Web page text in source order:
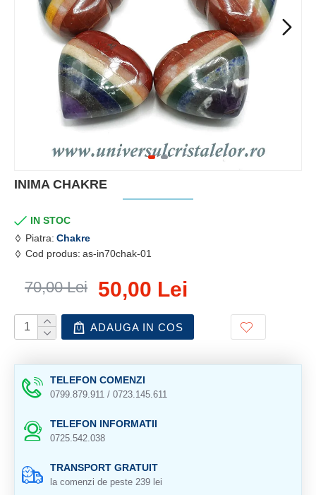
INIMA CHAKRE
IN STOC
Piatra: Chakre
Cod produs: as-in70chak-01
50,00 Lei
70,00 Lei
ADAUGA IN COS
TELEFON COMENZI
0799.879.911 / 0723.145.611
TELEFON INFORMATII
0725.542.038
TRANSPORT GRATUIT
la comenzi de peste 239 lei